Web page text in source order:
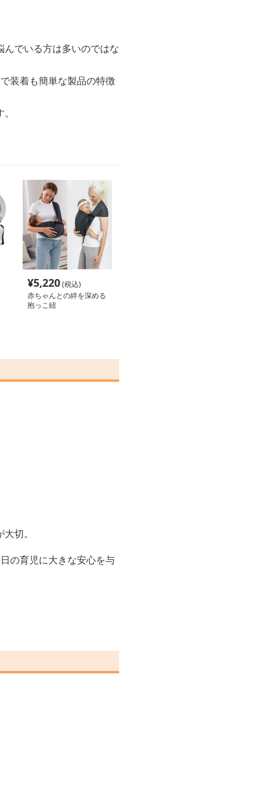
でいる方は多いのではな
装着も簡単な製品の特徴
¥5,220(税込)
赤ちゃんとの絆を深める
抱っこ紐
切。
の育児に大きな安心を与